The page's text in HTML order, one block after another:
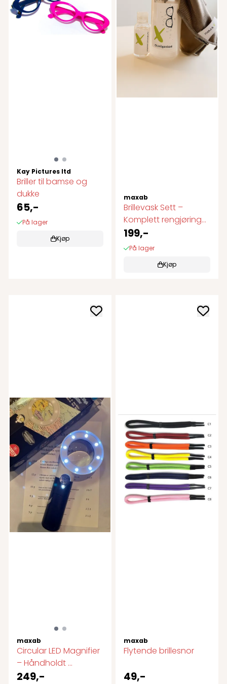
Kay Pictures ltd
Briller til bamse og
dukke
65,-
På lager
Kjøp
maxab
Brillevask Sett –
Komplett rengjøring
av ...
199,-
På lager
Kjøp
maxab
Circular LED Magnifier
– Håndholdt ...
249,-
maxab
Flytende brillesnor
49,-